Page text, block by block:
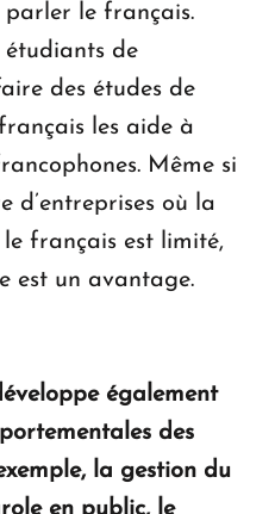
parler le français.
de
des études de
les aide à
Même si
d’entreprises où la
français est limité,
est un avantage.
également
des
la gestion du